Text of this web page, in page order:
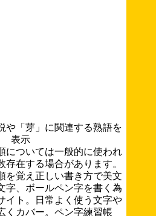
や「芽」に関連する熟語を
表示
については一般的に使われ
存在する場合があります。
を覚え正しい書き方で美文
字、ボールペン字を書く為
イト。日常よく使う文字や
くカバー。ペン字練習帳